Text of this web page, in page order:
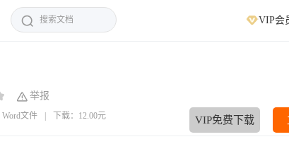
VIP会
举报
Word文件 下载：12.00元 VIP免费下载